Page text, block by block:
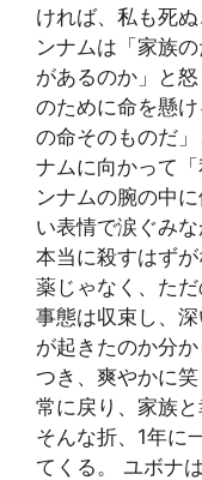
ければ、私も死
ンナムは「家族
があるのか」と
のために命を懸
の命そのものだ
ナムに向かって
ンナムの腕の中
い表情で涙ぐみ
本当に殺すはず
薬じゃなく、ただ
事態は収束し、
が起きたのか分
つき、爽やかに
常に戻り、家族と
そんな折、1年に
てくる。 ユボナ